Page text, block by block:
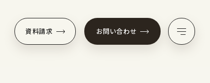
資料請求 お問い合わせ